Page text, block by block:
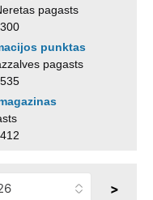
pagasts
punktas
pagasts
>